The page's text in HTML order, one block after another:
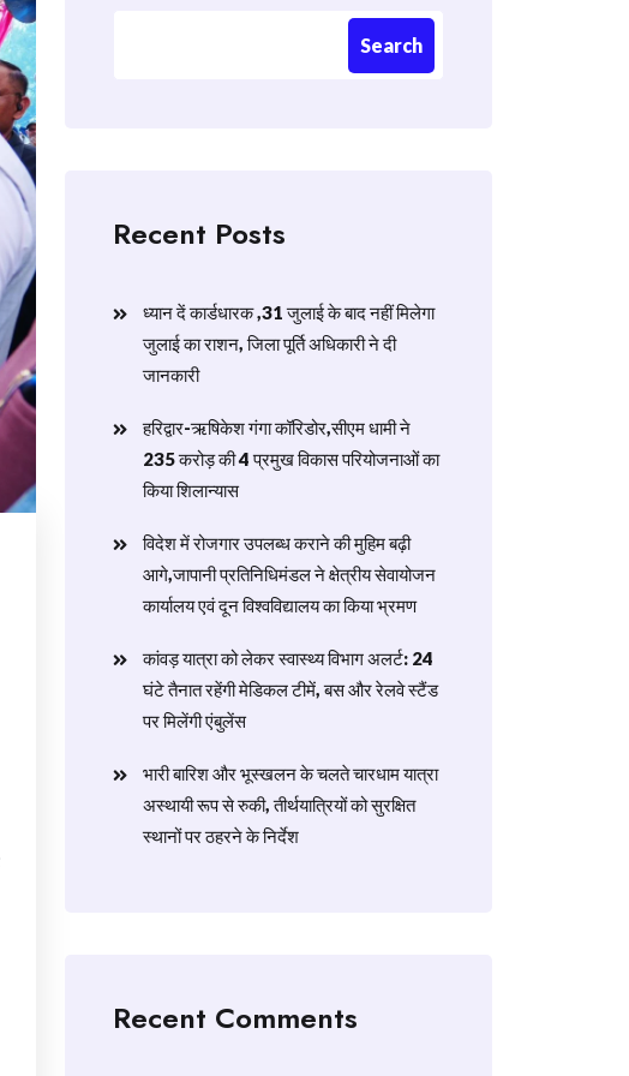
Search
Recent Posts
ध्यान दें कार्डधारक ,31 जुलाई के बाद नहीं मिलेगा
जुलाई का राशन, जिला पूर्ति अधिकारी ने दी
जानकारी
हरिद्वार-ऋषिकेश गंगा कॉरिडोर,सीएम धामी ने
235 करोड़ की 4 प्रमुख विकास परियोजनाओं का
किया शिलान्यास
विदेश में रोजगार उपलब्ध कराने की मुहिम बढ़ी
आगे,जापानी प्रतिनिधिमंडल ने क्षेत्रीय सेवायोजन
कार्यालय एवं दून विश्वविद्यालय का किया भ्रमण
​कांवड़ यात्रा को लेकर स्वास्थ्य विभाग अलर्ट: 24
घंटे तैनात रहेंगी मेडिकल टीमें, बस और रेलवे स्टैंड
पर मिलेंगी एंबुलेंस
​भारी बारिश और भूस्खलन के चलते चारधाम यात्रा
अस्थायी रूप से रुकी, तीर्थयात्रियों को सुरक्षित
स्थानों पर ठहरने के निर्देश
Recent Comments